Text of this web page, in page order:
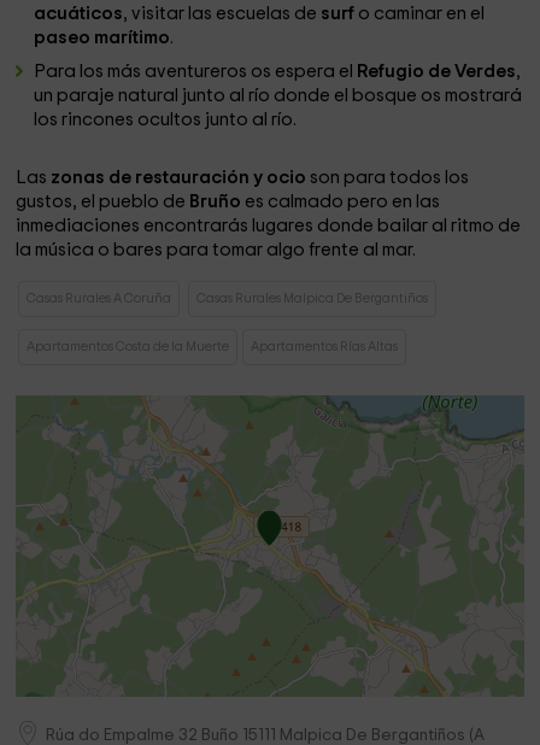
acuáticos, visitar las escuelas de surf o caminar en el
paseo marítimo.
Para los más aventureros os espera el
Refugio de Verdes,
un paraje natural junto al río donde el bosque os mostrará
los rincones ocultos junto al río.
Las zonas de restauración y ocio son para todos los
gustos, el pueblo de Bruño es calmado pero en las
inmediaciones encontrarás lugares donde bailar al ritmo de
la música o bares para tomar algo frente al mar.
Casas Rurales A Coruña Casas Rurales Malpica De Bergantiños
Apartamentos Costa de la Muerte Apartamentos Rías Altas
Rúa do Empalme 32 Buño 15111 Malpica De Bergantiños (A